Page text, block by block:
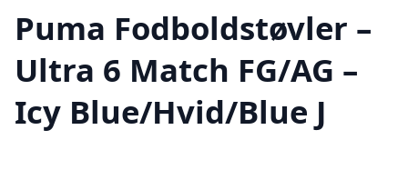
Puma Fodboldstøvler –
Ultra 6 Match FG/AG –
Icy Blue/Hvid/Blue J